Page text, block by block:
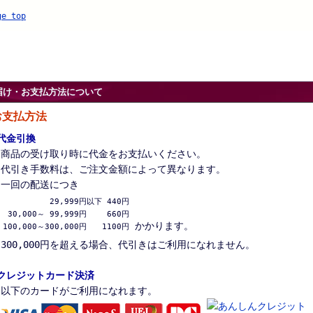
top
け・お支払方法について
払方法
金引換
商品の受け取り時に代金をお支払いください。
代引き手数料は、ご注文金額によって異なります。
一回の配送につき
          29,999円以下 440円
30,000～ 99,999円　　 660円
100,000～300,000円　　1100円
かかります。
300,000円を超える場合、代引きはご利用になれません。
レジットカード決済
以下のカードがご利用になれます。